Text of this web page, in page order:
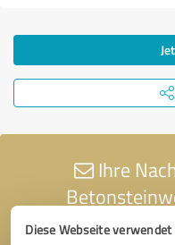
Diese Webseite verwendet
Ihre